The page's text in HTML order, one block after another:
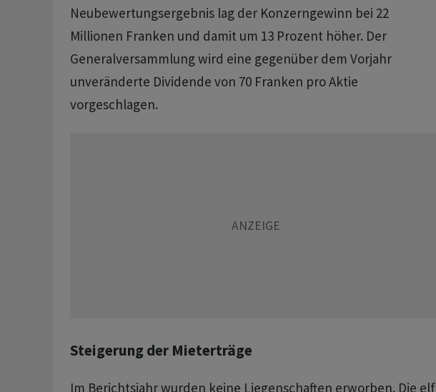
Neubewertungsergebnis lag der Konzerngewinn bei 22
Millionen Franken und damit um 13 Prozent höher. Der
Generalversammlung wird eine gegenüber dem Vorjahr
unveränderte Dividende von 70 Franken pro Aktie
vorgeschlagen.
Steigerung der Mieterträge
Im Berichtsjahr wurden keine Liegenschaften erworben. Die elf